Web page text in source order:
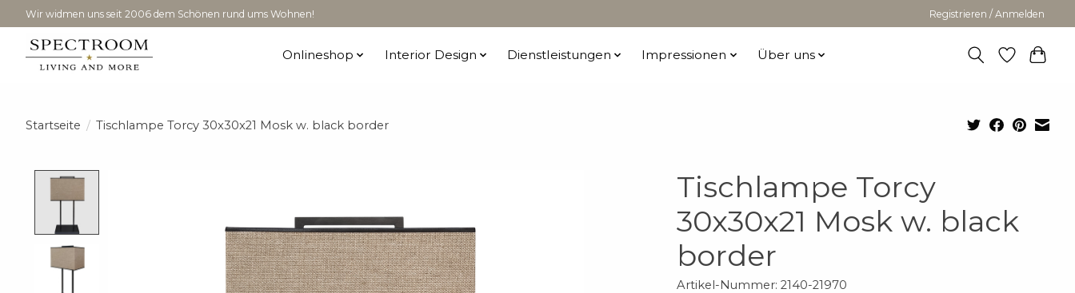
Wir widmen uns seit 2006 dem Schönen rund ums Wohnen! Registrieren / Anmelden
Onlineshop Interior Design Dienstleistungen Impressionen Über uns
Startseite / Tischlampe Torcy 30x30x21 Mosk w. black border
Tischlampe Torcy
30x30x21 Mosk w. black
border
Artikel-Nummer: 2140-21970